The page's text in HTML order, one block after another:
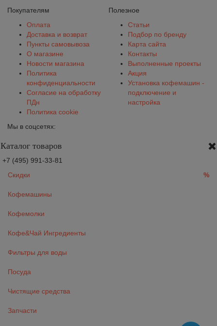
Покупателям
Оплата
Доставка и возврат
Пункты самовывоза
О магазине
Новости магазина
Политика
конфиденциальности
Согласие на обработку
ПДн
Политика cookie
Полезное
Статьи
Подбор по бренду
Карта сайта
Контакты
Выполненные проекты
Акция
Установка кофемашин -
подключение и
настройка
Мы в соцсетях:
Каталог товаров
+7 (495) 991-33-81
Скидки
%
Кофемашины
Кофемолки
Кофе&Чай Ингредиенты
Фильтры для воды
Посуда
Чистящие средства
Запчасти